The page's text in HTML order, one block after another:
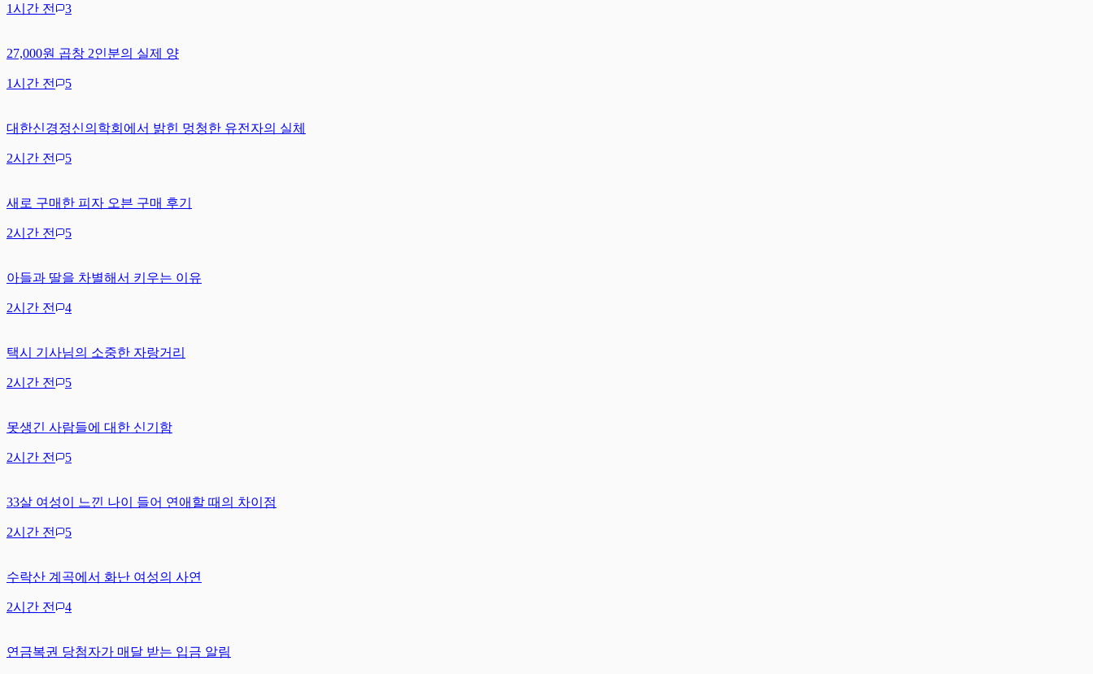
1시간 전 3
27,000원 곱창 2인분의 실제 양
1시간 전 5
대한신경정신의학회에서 밝힌 멍청한 유전자의 실체
2시간 전 5
새로 구매한 피자 오븐 구매 후기
2시간 전 5
아들과 딸을 차별해서 키우는 이유
2시간 전 4
택시 기사님의 소중한 자랑거리
2시간 전 5
못생긴 사람들에 대한 신기함
2시간 전 5
33살 여성이 느낀 나이 들어 연애할 때의 차이점
2시간 전 5
수락산 계곡에서 화난 여성의 사연
2시간 전 4
연금복권 당첨자가 매달 받는 입금 알림